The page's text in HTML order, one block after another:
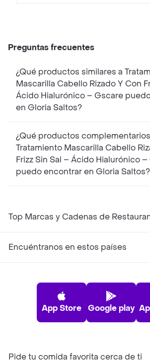
Preguntas frecuentes
¿Qué productos similares a
Mascarilla Cabello Rizado Y Con
Ácido Hialurónico – Gscare
en Gloria Saltos?
¿Qué productos
Tratamiento Mascarilla Cabello
Frizz Sin Sal – Ácido Hialurónico
puedo encontrar en Gloria Saltos?
Top Marcas y Cadenas de
Encuéntranos en estos países
App Store Google play
Pide tu comida favorita cerca de ti